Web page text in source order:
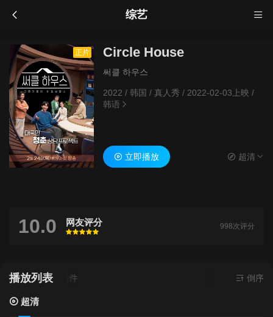
综艺
正片 Circle House
써클 하우스
2022 / 韩国 / 真人秀/ 2022-02-03上映 /
韩语
立即播放 超清
10.0 网友评分
很差
较差还行推荐力荐
998次评分
播放列表
需安装任何插件 倒序
超清